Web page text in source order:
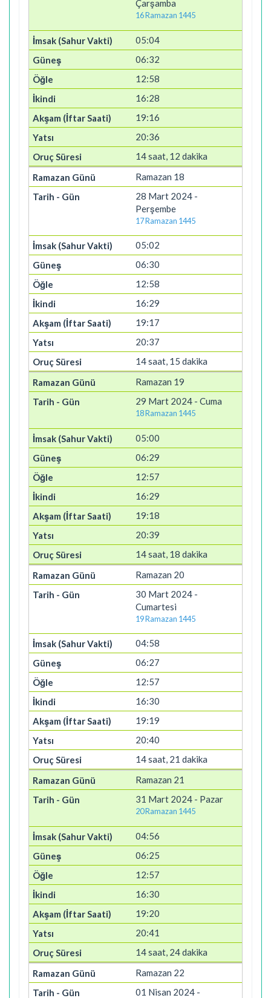
Çarşamba
16 Ramazan 1445
05:04
06:32
12:58
16:28
19:16
20:36
14 saat, 12 dakika
Ramazan 18
28 Mart 2024 -
Perşembe
17 Ramazan 1445
05:02
06:30
12:58
16:29
19:17
20:37
14 saat, 15 dakika
Ramazan 19
29 Mart 2024 - Cuma
18 Ramazan 1445
05:00
06:29
12:57
16:29
19:18
20:39
14 saat, 18 dakika
Ramazan 20
30 Mart 2024 -
Cumartesi
19 Ramazan 1445
04:58
06:27
12:57
16:30
19:19
20:40
14 saat, 21 dakika
Ramazan 21
31 Mart 2024 - Pazar
20 Ramazan 1445
04:56
06:25
12:57
16:30
19:20
20:41
14 saat, 24 dakika
Ramazan 22
01 Nisan 2024 -